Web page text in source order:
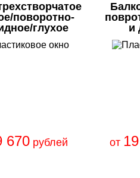
поворотно-
глухое
670рублей
и
от